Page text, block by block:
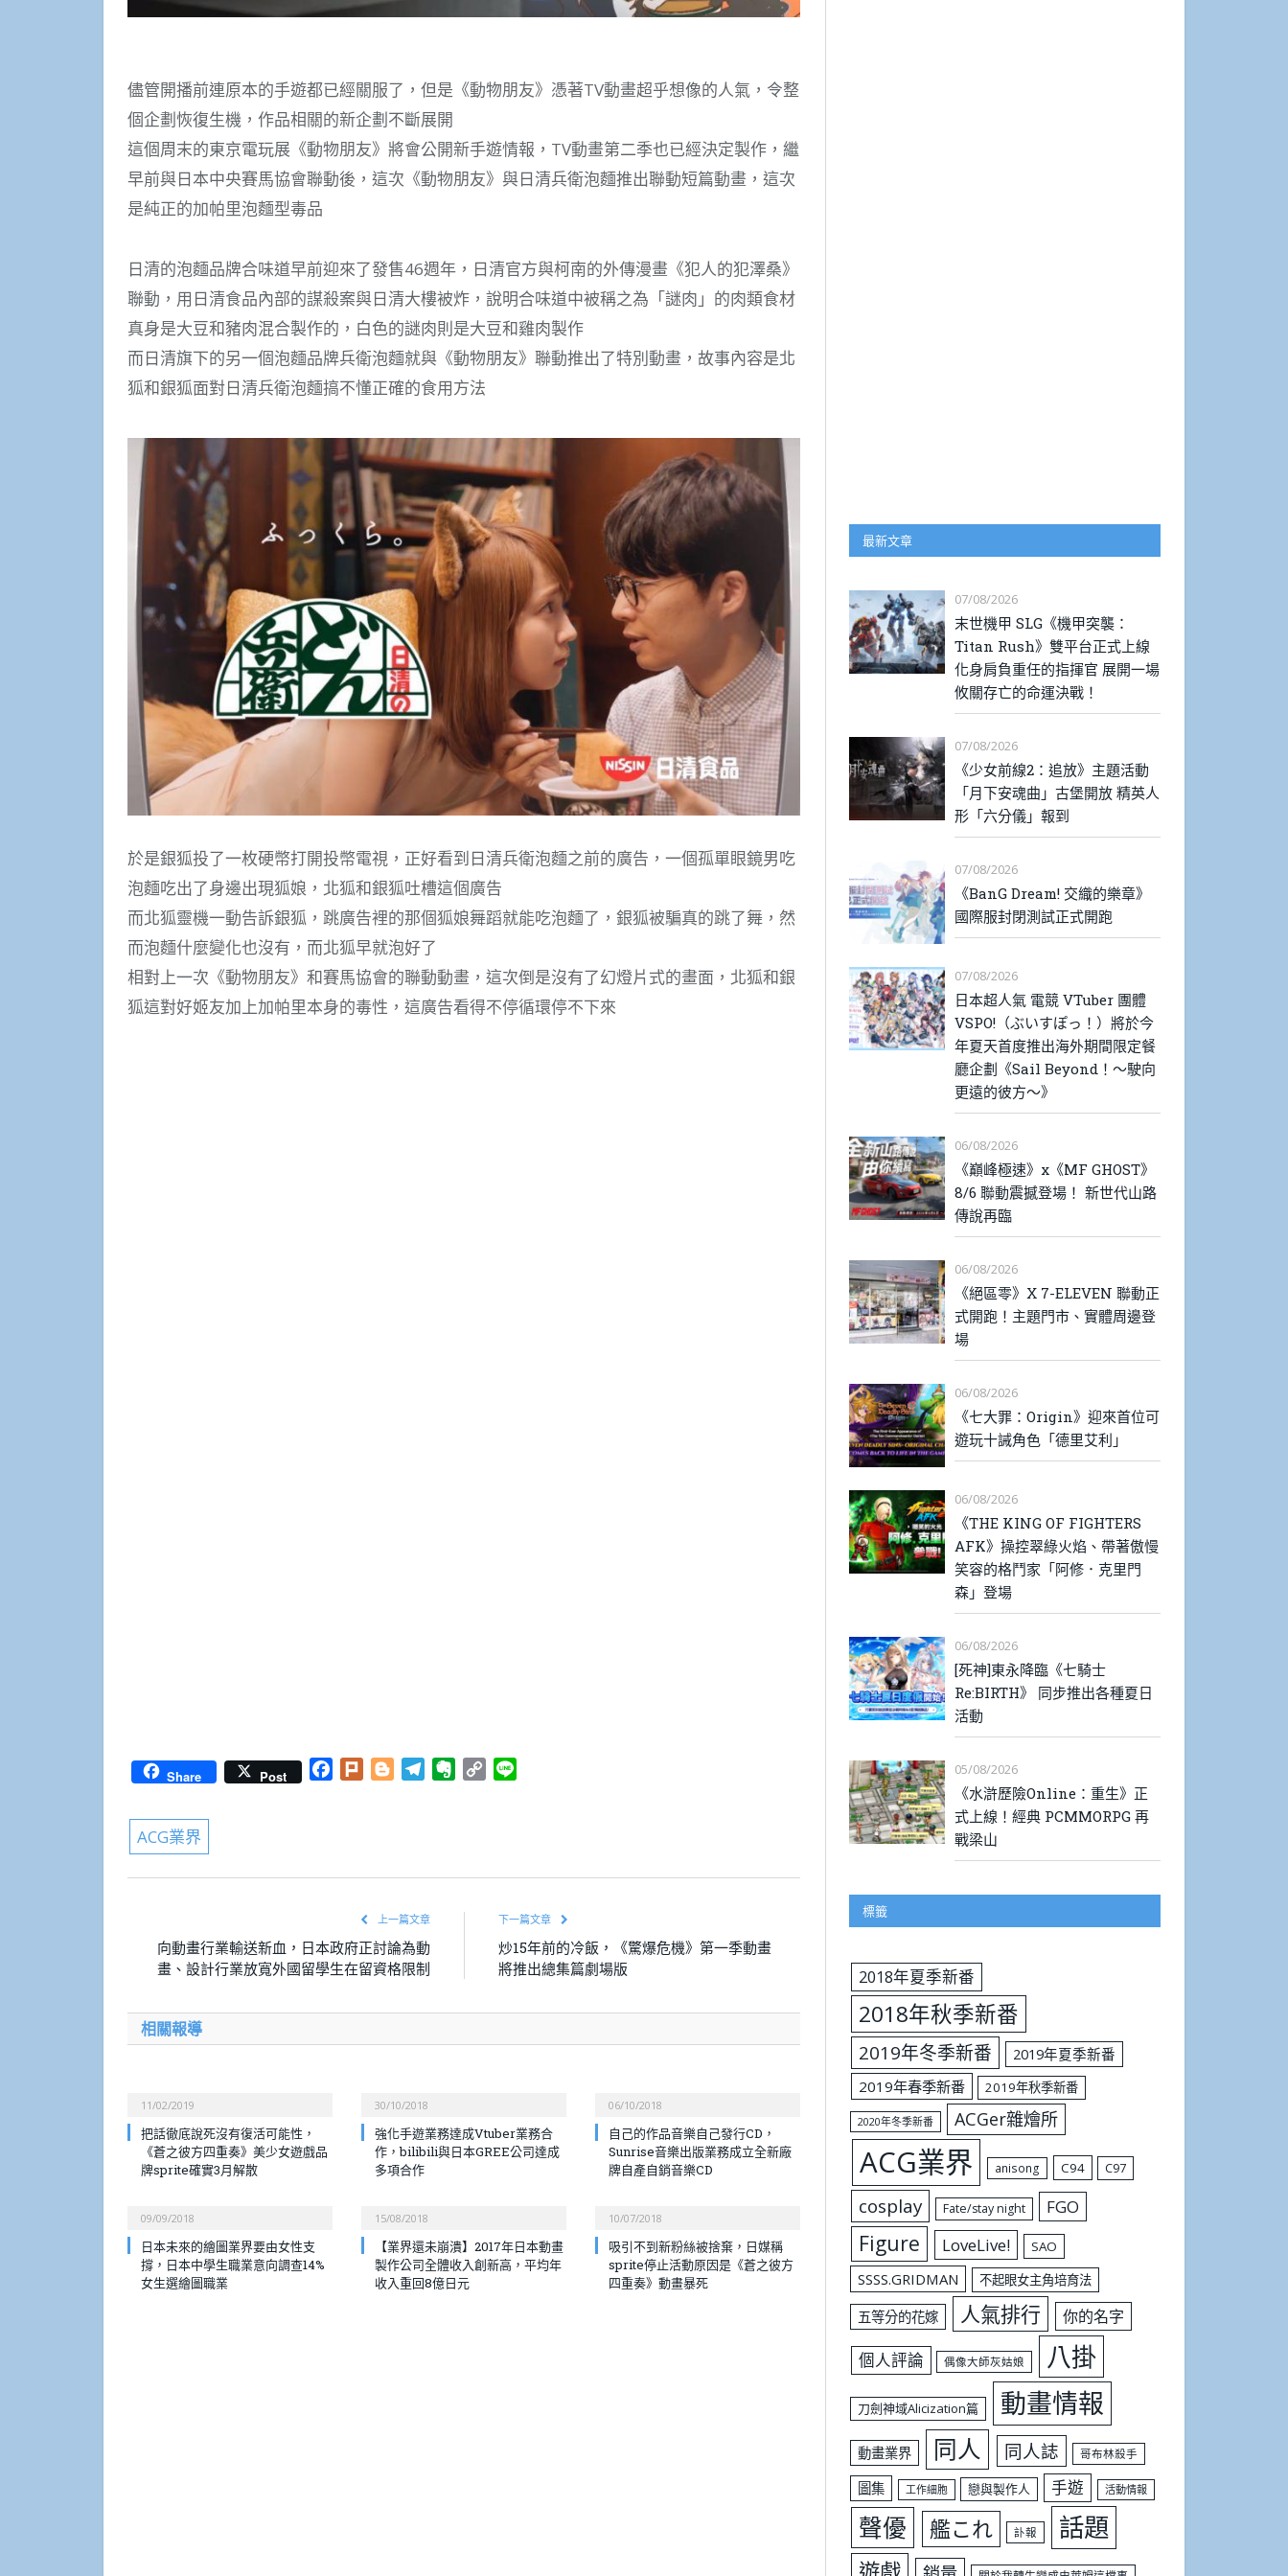
儘管開播前連原本的手遊都已經關服了，但是《動物朋友》憑著TV動畫超乎想像的人氣，令整
個企劃恢復生機，作品相關的新企劃不斷展開
這個周末的東京電玩展《動物朋友》將會公開新手遊情報，TV動畫第二季也已經決定製作，繼
早前與日本中央賽馬協會聯動後，這次《動物朋友》與日清兵衛泡麵推出聯動短篇動畫，這次
是純正的加帕里泡麵型毒品
日清的泡麵品牌合味道早前迎來了發售46週年，日清官方與柯南的外傳漫畫《犯人的犯澤桑》
聯動，用日清食品內部的謀殺案與日清大樓被炸，說明合味道中被稱之為「謎肉」的肉類食材
真身是大豆和豬肉混合製作的，白色的謎肉則是大豆和雞肉製作
而日清旗下的另一個泡麵品牌兵衛泡麵就與《動物朋友》聯動推出了特別動畫，故事內容是北
狐和銀狐面對日清兵衛泡麵搞不懂正確的食用方法
於是銀狐投了一枚硬幣打開投幣電視，正好看到日清兵衛泡麵之前的廣告，一個孤單眼鏡男吃
泡麵吃出了身邊出現狐娘，北狐和銀狐吐槽這個廣告
而北狐靈機一動告訴銀狐，跳廣告裡的那個狐娘舞蹈就能吃泡麵了，銀狐被騙真的跳了舞，然
而泡麵什麼變化也沒有，而北狐早就泡好了
相對上一次《動物朋友》和賽馬協會的聯動動畫，這次倒是沒有了幻燈片式的畫面，北狐和銀
狐這對好姬友加上加帕里本身的毒性，這廣告看得不停循環停不下來
Share Post Facebook
Plurk BloggerTelegramEvernote
Copy
ACG業界
上一篇文章
向動畫行業輸送新血，日本政府正討論為動
畫、設計行業放寬外國留學生在留資格限制
下一篇文章
炒15年前的冷飯，《驚爆危機》第一季動畫
將推出總集篇劇場版
相關報導
11/02/2019
把話徹底說死沒有復活可能性，
《蒼之彼方四重奏》美少女遊戲品
牌sprite確實3月解散
30/10/2018
強化手遊業務達成Vtuber業務合
作，bilibili與日本GREE公司達成
多項合作
06/10/2018
自己的作品音樂自己發行CD，
Sunrise音樂出版業務成立全新廠
牌自產自銷音樂CD
09/09/2018
日本未來的繪圖業界要由女性支
撐，日本中學生職業意向調查14%
女生選繪圖職業
15/08/2018
【業界還未崩潰】2017年日本動畫
製作公司全體收入創新高，平均年
收入重回8億日元
10/07/2018
吸引不到新粉絲被捨棄，日媒稱
sprite停止活動原因是《蒼之彼方
四重奏》動畫暴死
最新文章
07/08/2026
末世機甲 SLG《機甲突襲：
Titan Rush》雙平台正式上線
化身肩負重任的指揮官 展開一場
攸關存亡的命運決戰！
07/08/2026
《少女前線2：追放》主題活動
「月下安魂曲」古堡開放 精英人
形「六分儀」報到
07/08/2026
《BanG Dream! 交織的樂章》
國際服封閉測試正式開跑
07/08/2026
日本超人氣 電競 VTuber 團體
VSPO!（ぶいすぽっ！）將於今
年夏天首度推出海外期間限定餐
廳企劃《Sail Beyond！～駛向
更遠的彼方～》
06/08/2026
《巔峰極速》x《MF GHOST》
8/6 聯動震撼登場！ 新世代山路
傳說再臨
06/08/2026
《絕區零》X 7-ELEVEN 聯動正
式開跑！主題門市、實體周邊登
場
06/08/2026
《七大罪：Origin》迎來首位可
遊玩十誡角色「德里艾利」
06/08/2026
《THE KING OF FIGHTERS
AFK》操控翠綠火焰、帶著傲慢
笑容的格鬥家「阿修．克里門
森」登場
06/08/2026
[死神]東永降臨《七騎士
Re:BIRTH》 同步推出各種夏日
活動
05/08/2026
《水滸歷險Online：重生》正
式上線！經典 PCMMORPG 再
戰梁山
標籤
2018年夏季新番
2018年秋季新番
2019年冬季新番
2019年夏季新番
2019年春季新番
2019年秋季新番
2020年冬季新番 ACGer雜燴所
ACG業界 anisong C94 C97
cosplay Fate/stay night FGO
Figure LoveLive! SAO
SSSS.GRIDMAN 不起眼女主角培育法
五等分的花嫁 人氣排行 你的名字
個人評論 偶像大師灰姑娘 八掛
刀劍神域Alicization篇 動畫情報
動畫業界 同人 同人誌 哥布林殺手
圖集 工作細胞 戀與製作人 手遊 活動情報
聲優 艦これ 訃報 話題